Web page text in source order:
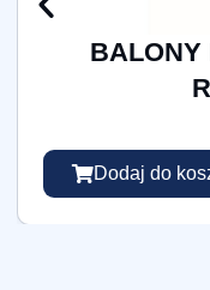
BALONY
Dodaj do